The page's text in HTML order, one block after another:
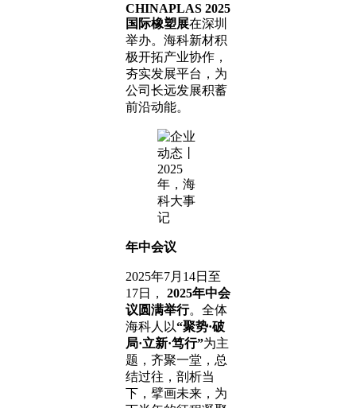
CHINAPLAS 2025
国际橡塑展在深圳
举办。海科新材积
极开拓产业协作，
夯实发展平台，为
公司长远发展积蓄
前沿动能。
年中会议
2025年7月14日至
17日， 2025年中会
议圆满举行。全体
海科人以“聚势·破
局·立新·笃行”为主
题，齐聚一堂，总
结过往，剖析当
下，擘画未来，为